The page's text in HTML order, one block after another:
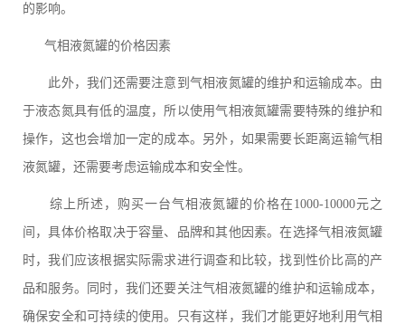
的影响。
气相液氮罐的价格因素
此外，我们还需要注意到气相液氮罐的维护和运输成本。由
于液态氮具有低的温度，所以使用气相液氮罐需要特殊的维护和
操作，这也会增加一定的成本。另外，如果需要长距离运输气相
液氮罐，还需要考虑运输成本和安全性。
综上所述，购买一台气相液氮罐的价格在1000-10000元之
间，具体价格取决于容量、品牌和其他因素。在选择气相液氮罐
时，我们应该根据实际需求进行调查和比较，找到性价比高的产
品和服务。同时，我们还要关注气相液氮罐的维护和运输成本，
确保安全和可持续的使用。只有这样，我们才能更好地利用气相